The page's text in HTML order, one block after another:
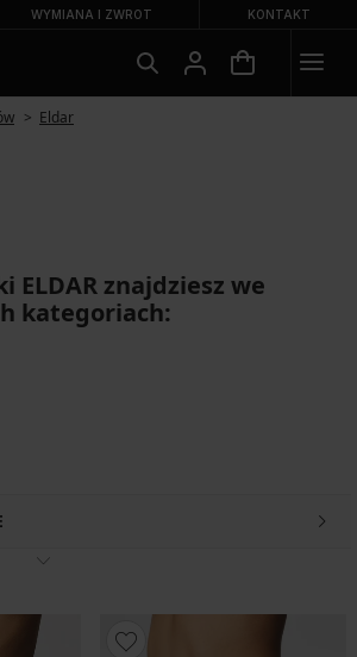
WYMIANA I ZWROT KONTAKT
Eldar
ELDAR znajdziesz we
kategoriach: